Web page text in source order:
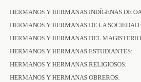
HERMANOS Y HERMANAS INDÍGENAS DE
HERMANOS Y HERMANAS DE LA
HERMANOS Y HERMANAS DEL
HERMANOS Y HERMANAS ESTUDIANTES:
HERMANOS Y HERMANAS RELIGIOSOS:
HERMANOS Y HERMANAS OBREROS: